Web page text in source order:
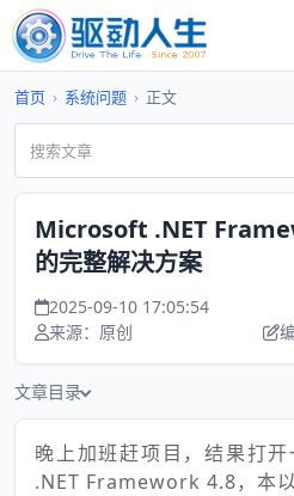
首页 › 系统问题 › 正文
Microsoft .NET
的完整解决方案
2025-09-10 17:05:54
来源：原创
文章目录
晚上加班赶项目，结果打
.NET Framework 4.8，本